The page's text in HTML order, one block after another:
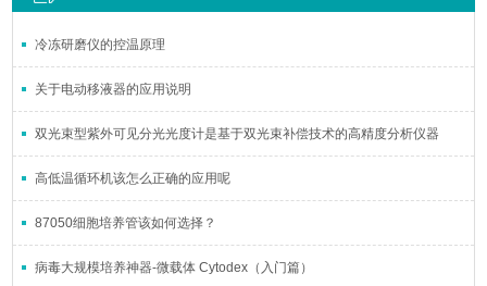
冷冻研磨仪的控温原理
关于电动移液器的应用说明
双光束型紫外可见分光光度计是基于双光束补偿技术的高精度分析仪器
高低温循环机该怎么正确的应用呢
87050细胞培养管该如何选择？
病毒大规模培养神器-微载体 Cytodex（入门篇）